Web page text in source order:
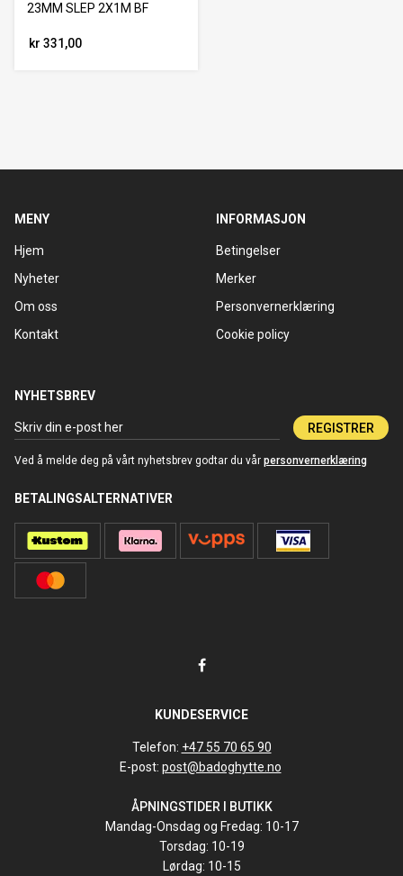
23MM SLEP 2X1M BF
kr 331,00
MENY
Hjem
Nyheter
Om oss
Kontakt
INFORMASJON
Betingelser
Merker
Personvernerklæring
Cookie policy
NYHETSBREV
REGISTRER
Ved å melde deg på vårt nyhetsbrev godtar du vår personvernerklæring
BETALINGSALTERNATIVER
KUNDESERVICE
Telefon: +47 55 70 65 90
E-post: post@badoghytte.no
ÅPNINGSTIDER I BUTIKK
Mandag-Onsdag og Fredag: 10-17
Torsdag: 10-19
Lørdag: 10-15